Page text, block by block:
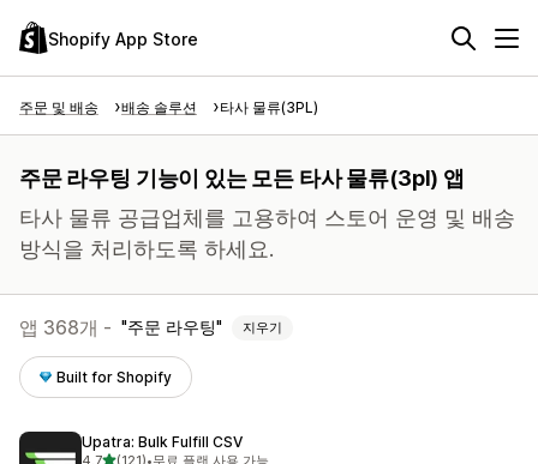
Shopify App Store
주문 및 배송 배송 솔루션 타사 물류(3PL)
주문 라우팅 기능이 있는 모든 타사 물류(3pl) 앱
타사 물류 공급업체를 고용하여 스토어 운영 및 배송
방식을 처리하도록 하세요.
앱 368개 - 주문 라우팅 지우기
Built for Shopify
Upatra: Bulk Fulfill CSV
4.7별 5개 중
(121)•무료 플랜 사용 가능